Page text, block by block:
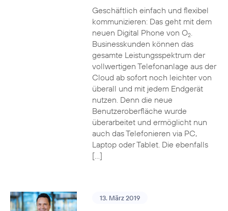
Geschäftlich einfach und flexibel
kommunizieren: Das geht mit dem
neuen Digital Phone von O2.
Businesskunden können das
gesamte Leistungsspektrum der
vollwertigen Telefonanlage aus der
Cloud ab sofort noch leichter von
überall und mit jedem Endgerät
nutzen. Denn die neue
Benutzeroberfläche wurde
überarbeitet und ermöglicht nun
auch das Telefonieren via PC,
Laptop oder Tablet. Die ebenfalls
[…]
13. März 2019